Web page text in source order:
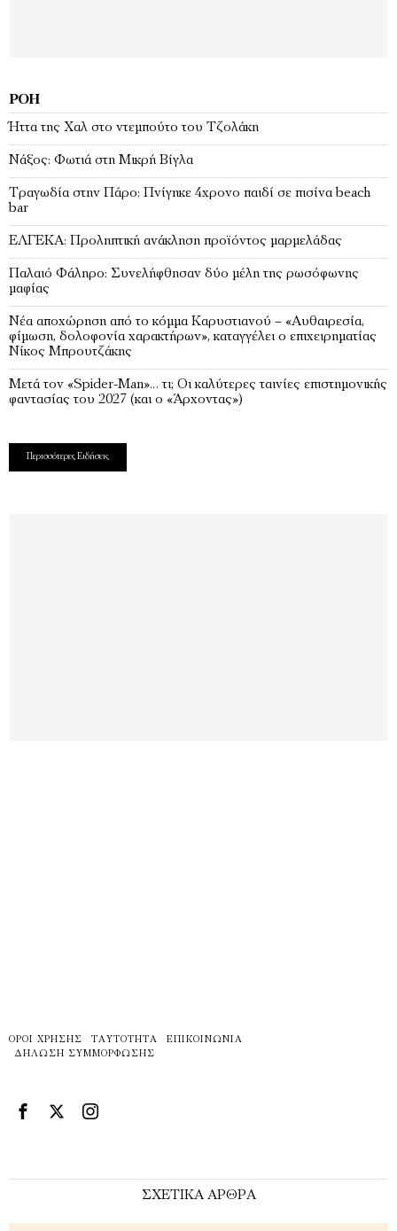
ΡΟΉ
Ήττα της Χαλ στο ντεμπούτο του Τζολάκη
Νάξος: Φωτιά στη Μικρή Βίγλα
Tραγωδία στην Πάρο: Πνίγηκε 4χρονο παιδί σε πισίνα beach
bar
ΕΛΓΕΚΑ: Προληπτική ανάκληση προϊόντος μαρμελάδας
Παλαιό Φάληρο: Συνελήφθησαν δύο μέλη της ρωσόφωνης
μαφίας
Νέα αποχώρηση από το κόμμα Καρυστιανού – «Αυθαιρεσία,
φίμωση, δολοφονία χαρακτήρων», καταγγέλει ο επιχειρηματίας
Νίκος Μπρουτζάκης
Μετά τον «Spider-Man»… τι; Oι καλύτερες ταινίες επιστημονικής
φαντασίας του 2027 (και ο «Άρχοντας»)
Περισσότερες Ειδήσεις
ΌΡΟΙ ΧΡΉΣΗΣ ΤΑΥΤΌΤΗΤΑ
ΕΠΙΚΟΙΝΩΝΊΑ
ΔΉΛΩΣΗ ΣΥΜΜΌΡΦΩΣΗΣ
ΣΧΕΤΙΚΑ ΑΡΘΡΑ